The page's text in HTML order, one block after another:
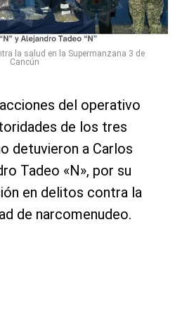
la salud en la Supermanzana 3 de
Cancún
del operativo
de los tres
detuvieron a Carlos
Tadeo «N», por su
en delitos contra la
de narcomenudeo.